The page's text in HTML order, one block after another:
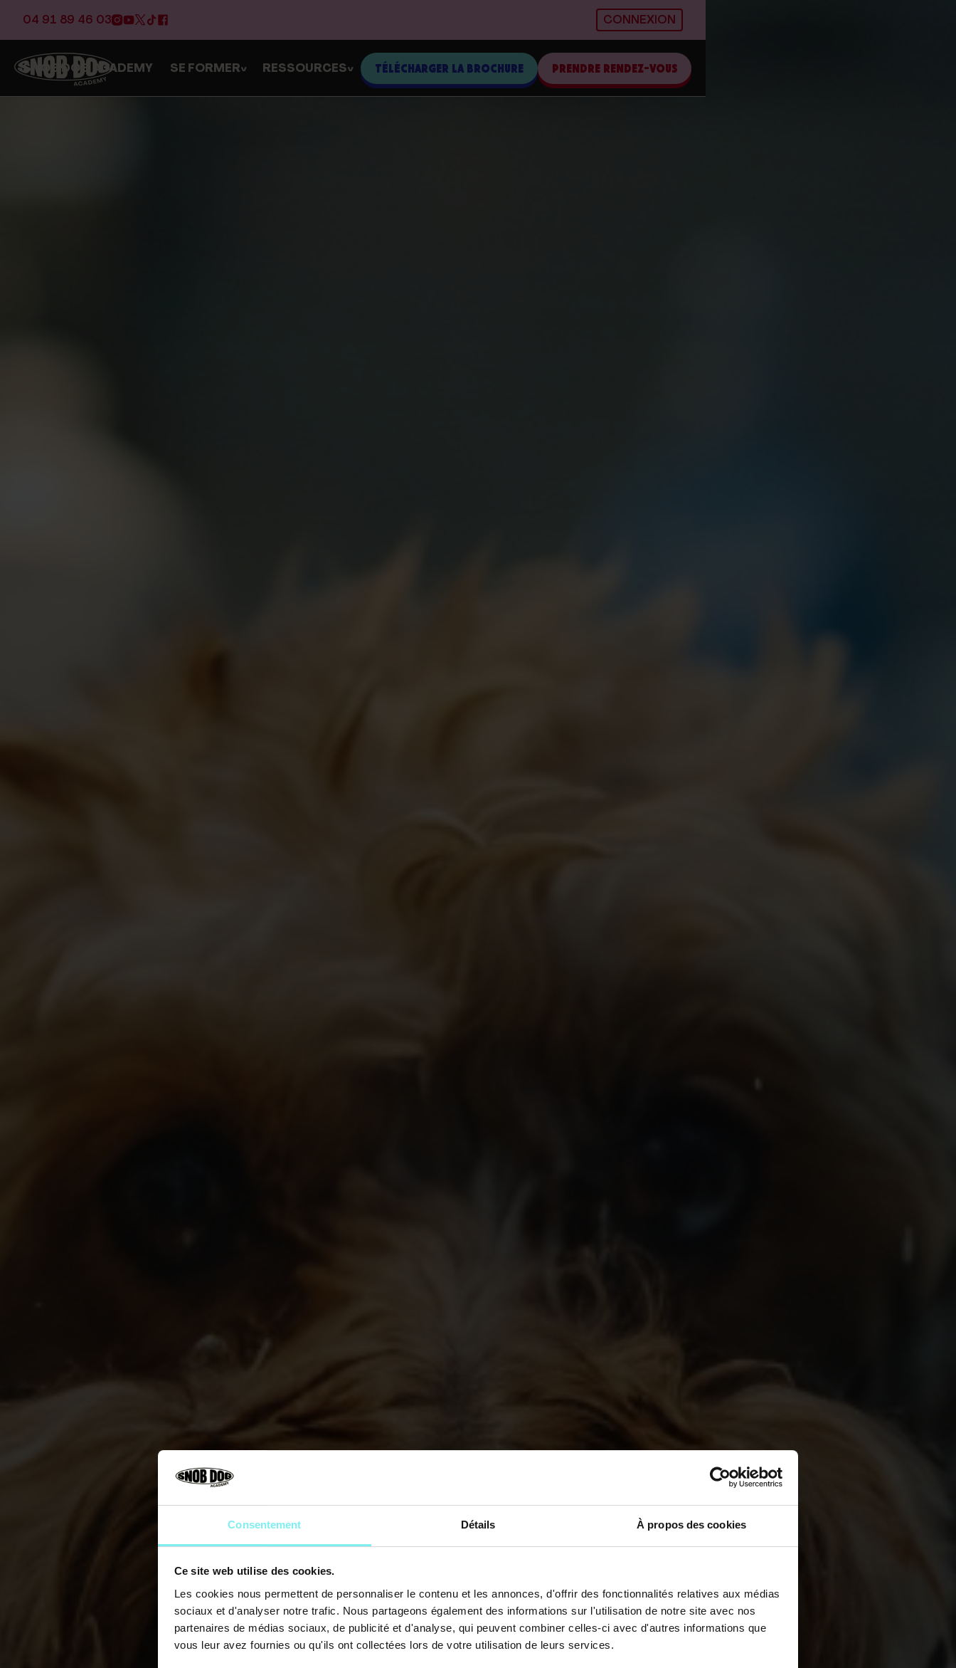
Consentement Détails À propos des cookies
Ce site web utilise des cookies.
Les cookies nous permettent de personnaliser le contenu et les annonces, d'offrir des fonctionnalités relatives aux médias
sociaux et d'analyser notre trafic. Nous partageons également des informations sur l'utilisation de notre site avec nos
partenaires de médias sociaux, de publicité et d'analyse, qui peuvent combiner celles-ci avec d'autres informations que
vous leur avez fournies ou qu'ils ont collectées lors de votre utilisation de leurs services.
04 91 89 46 03 CONNEXION
SNOB DOG ACADEMY SE FORMER> RESSOURCES> TÉLÉCHARGER LA BROCHURE PRENDRE RENDEZ-VOUS